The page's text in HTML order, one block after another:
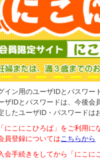
イン用のユーザIDとパスワー
ザIDとパスワードは、今後会
したユーザID・パスワードは
にこにこひろば」をご利用に
員登録についてはこちらから
会手続きをしてから「にこに